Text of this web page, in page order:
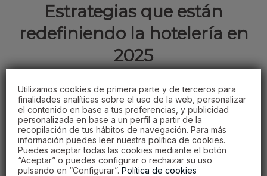
Utilizamos cookies de primera parte y de terceros para
finalidades analíticas sobre el uso de la web, personalizar
el contenido en base a tus preferencias, y publicidad
personalizada en base a un perfil a partir de la
recopilación de tus hábitos de navegación. Para más
información puedes leer nuestra política de cookies.
Puedes aceptar todas las cookies mediante el botón
“Aceptar” o puedes configurar o rechazar su uso
pulsando en “Configurar”. Política de cookies
Estrategias que están
redefiniendo la hotelería en
2025
DESCUBRE MÁS